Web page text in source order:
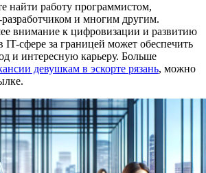
найти работу программистом,
и многим другим.
внимание к цифровизации и развитию
IT-сфере за границей может обеспечить
и интересную карьеру. Больше
девушкам в эскорте рязань, можно